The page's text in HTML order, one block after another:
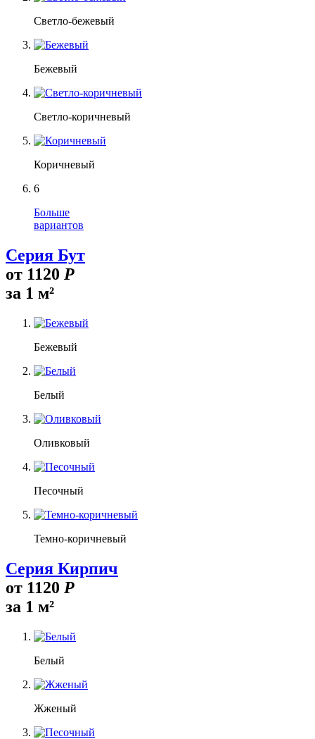
Светло-бежевый
Бежевый
Светло-коричневый
Коричневый
6
Больше
вариантов
Серия Бут
от 1120 Р
за 1 м²
Бежевый
Белый
Оливковый
Песочный
Темно-коричневый
Серия Кирпич
от 1120 Р
за 1 м²
Белый
Жженый